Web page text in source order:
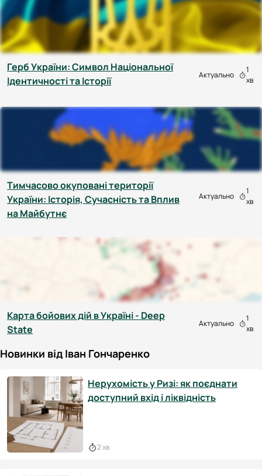
Герб України: Символ Національної
Ідентичності та Історії
Актуально
1
хв
Тимчасово окуповані території
України: Історія, Сучасність та Вплив
на Майбутнє
Актуально
1
хв
Карта бойових дій в Україні - Deep
State
Актуально
1
хв
Новинки від Іван Гончаренко
Нерухомість у Ризі: як поєднати
доступний вхід і ліквідність
2 хв